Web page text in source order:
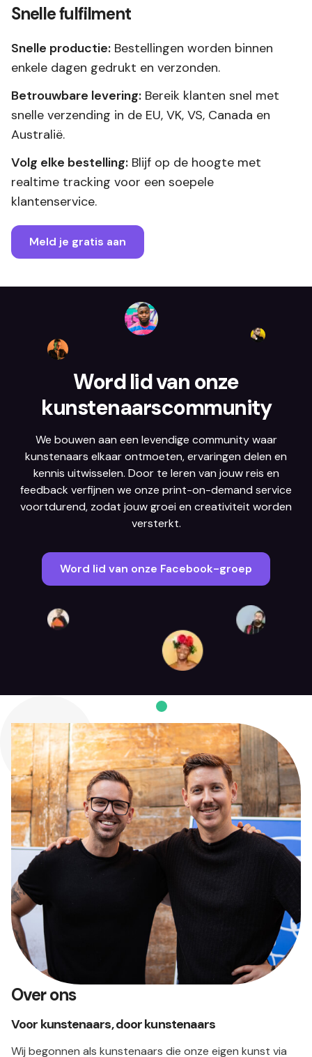
Snelle fulfilment
Snelle productie: Bestellingen worden binnen
enkele dagen gedrukt en verzonden.
Betrouwbare levering: Bereik klanten snel met
snelle verzending in de EU, VK, VS, Canada en
Australië.
Volg elke bestelling: Blijf op de hoogte met
realtime tracking voor een soepele
klantenservice.
Meld je gratis aan
Word lid van onze
kunstenaarscommunity
We bouwen aan een levendige community waar
kunstenaars elkaar ontmoeten, ervaringen delen en
kennis uitwisselen. Door te leren van jouw reis en
feedback verfijnen we onze print-on-demand service
voortdurend, zodat jouw groei en creativiteit worden
versterkt.
Word lid van onze Facebook-groep
Over ons
Voor kunstenaars, door kunstenaars
Wij begonnen als kunstenaars die onze eigen kunst via